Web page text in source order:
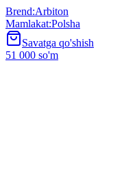
Brend:Arbiton
Mamlakat:Polsha
Savatga qo'shish
51 000 so'm